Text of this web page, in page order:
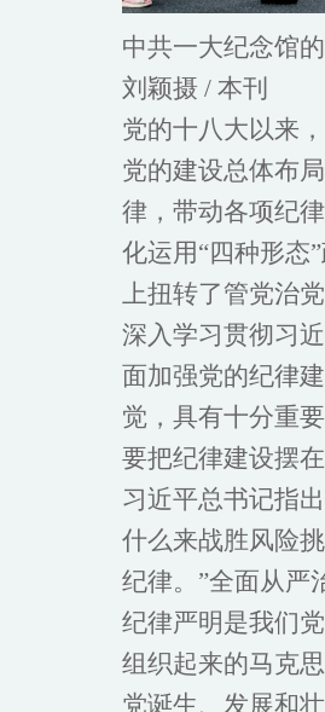
中共一大纪念馆
刘颖摄 / 本刊
党的十八大以来
党的建设总体布
律，带动各项纪
化运用“四种形态
上扭转了管党治
深入学习贯彻习
面加强党的纪律
觉，具有十分重
要把纪律建设摆
习近平总书记指
什么来战胜风险
纪律。”全面从严
纪律严明是我们
组织起来的马克
党诞生、发展和